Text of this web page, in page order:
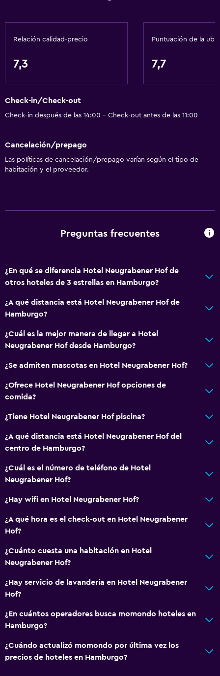
General
Insonorización
Alfombrado
Espacio de almacenamiento
Secador de pelo
Lavandería
Servicios de lavandería/tintorería
Plancha y tabla de planchar
Plancha para pantalones
Secadora
Lavadora
Habitación
Enchufe cerca de la cama
Armario o clóset
Accesibilidad y adecuación
Habitaciones para no fumadores disponibles
Mascotas permitidas bajo consulta (pueden aplicar cargos
Hipoalergénico
TV de pantalla plana
TV
Relación calidad-precio
7,3
Puntuación de la
7,7
Check-in/Check-out
Check-in después de las 14:00 - Check-out antes de las 11:00
Cancelación/prepago
Las políticas de cancelación/prepago varían según el tipo de
habitación y el proveedor.
Preguntas frecuentes
¿En qué se diferencia Hotel Neugrabener Hof de
otros hoteles de 3 estrellas en Hamburgo?
¿A qué distancia está Hotel Neugrabener Hof de
Hamburgo?
¿Cuál es la mejor manera de llegar a Hotel
Neugrabener Hof desde Hamburgo?
¿Se admiten mascotas en Hotel Neugrabener Hof?
¿Ofrece Hotel Neugrabener Hof opciones de
comida?
¿Tiene Hotel Neugrabener Hof piscina?
¿A qué distancia está Hotel Neugrabener Hof del
centro de Hamburgo?
¿Cuál es el número de teléfono de Hotel
Neugrabener Hof?
¿Hay wifi en Hotel Neugrabener Hof?
¿A qué hora es el check-out en Hotel Neugrabener
Hof?
¿Cuánto cuesta una habitación en Hotel
Neugrabener Hof?
¿Hay servicio de lavandería en Hotel Neugrabener
Hof?
¿En cuántos operadores busca momondo hoteles en
Hamburgo?
¿Cuándo actualizó momondo por última vez los
precios de hoteles en Hamburgo?